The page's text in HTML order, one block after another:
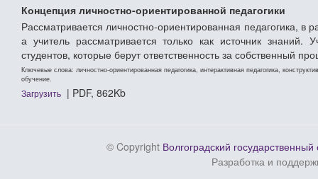
Концепция личностно-ориентированной педагогики
Рассматривается личностно-ориентированная педагогика, в
а учитель рассматривается только как источник
студентов, которые берут ответственность за собственный
Ключевые слова: личностно-ориентированная педагогика, интерактивная педагогика,
обучение.
Загрузить
| PDF, 862Kb
© Copyright Волгоградский
Разработка и